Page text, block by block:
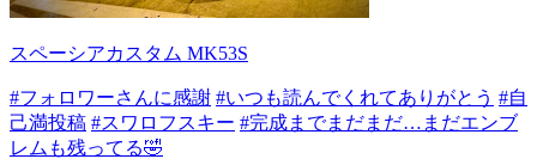
スペーシアカスタム MK53S
#フォロワーさんに感謝 #いつも読んでくれてありがとう #自
己満投稿 #スワロフスキー #完成までまだまだ…まだエンブ
レムも残ってる🤣